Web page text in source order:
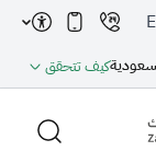
كيف تتحقق